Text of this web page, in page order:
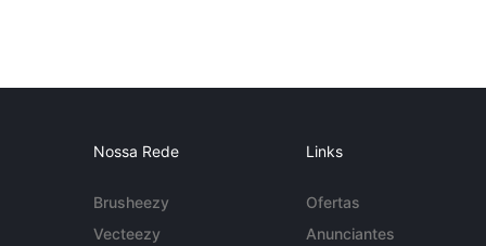
Nossa Rede
Brusheezy
Vecteezy
Links
Ofertas
Anunciantes